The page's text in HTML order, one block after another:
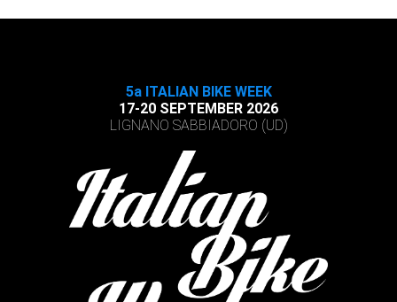
5a ITALIAN BIKE WEEK
17-20 SEPTEMBER 2026
LIGNANO SABBIADORO (UD)